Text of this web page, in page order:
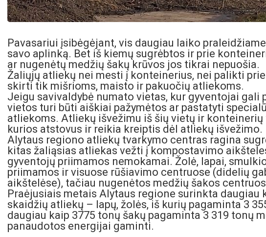
Pavasariui įsibėgėjant, vis daugiau laiko
savo aplinką. Bet iš kiemų sugrėbtos ir prie
ar nugenėtų medžių šakų krūvos jos tikrai nepuošia.
Žaliųjų atliekų nei mesti į konteinerius, nei palikti
skirti tik mišrioms, maisto ir pakuočių atliekoms.
Jeigu savivaldybė numato vietas, kur gyventojai gali
vietos turi būti aiškiai pažymėtos ar pastatyti
atliekoms. Atliekų išvežimu iš šių vietų ir konteinerių
kurios atstovus ir reikia kreiptis dėl atliekų išvežimo.
Alytaus regiono atliekų tvarkymo centras ragina
kitas žaliąsias atliekas vežti į kompostavimo
gyventojų priimamos nemokamai. Žolė, lapai,
priimamos ir visuose rūšiavimo centruose (didelių
aikštelėse), tačiau nugenėtos medžių šakos
Praėjusiais metais Alytaus regione surinkta daugiau
skaidžių atliekų – lapų, žolės, iš kurių pagaminta 3
daugiau kaip 3775 tonų šakų pagaminta 3 319 tonų
panaudotos energijai gaminti.